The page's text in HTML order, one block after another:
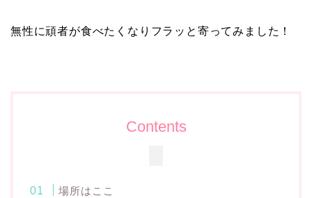
無性に頑者が食べたくなりフラッと寄ってみました！
Contents
場所はここ